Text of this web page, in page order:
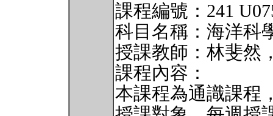
課程編號：241
科目名稱：海洋科
授課教師：林斐然
課程內容：
本課程為通識課程